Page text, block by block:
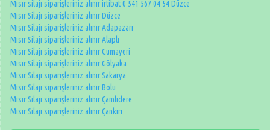
Mısır silajı siparişleriniz alınır irtibat 0 541 567 04 54 Düzce
Mısır Silajı siparişleriniz alınır Düzce
Mısır Silajı siparişleriniz alınır Adapazarı
Mısır Silajı siparişleriniz alınır Alaplı
Mısır Silajı siparişleriniz alınır Cumayeri
Mısır Silajı siparişleriniz alınır Gölyaka
Mısır Silajı siparişleriniz alınır Sakarya
Mısır Silajı siparişleriniz alınır Bolu
Mısır Silajı siparişleriniz alınır Çamlıdere
Mısır Silajı siparişleriniz alınır Çankırı